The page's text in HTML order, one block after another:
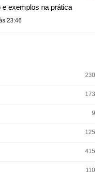
exemplos na prática
23:46
230
173
9
125
415
110